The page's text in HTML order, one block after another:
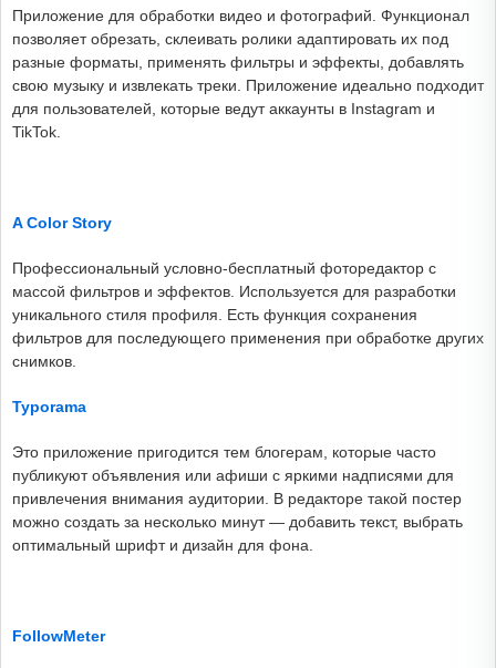
Приложение для обработки видео и фотографий. Функционал
позволяет обрезать, склеивать ролики адаптировать их под
разные форматы, применять фильтры и эффекты, добавлять
свою музыку и извлекать треки. Приложение идеально подходит
для пользователей, которые ведут аккаунты в Instagram и
TikTok.
A Color Story
Профессиональный условно-бесплатный фоторедактор с
массой фильтров и эффектов. Используется для разработки
уникального стиля профиля. Есть функция сохранения
фильтров для последующего применения при обработке других
снимков.
Typorama
Это приложение пригодится тем блогерам, которые часто
публикуют объявления или афиши с яркими надписями для
привлечения внимания аудитории. В редакторе такой постер
можно создать за несколько минут — добавить текст, выбрать
оптимальный шрифт и дизайн для фона.
FollowMeter